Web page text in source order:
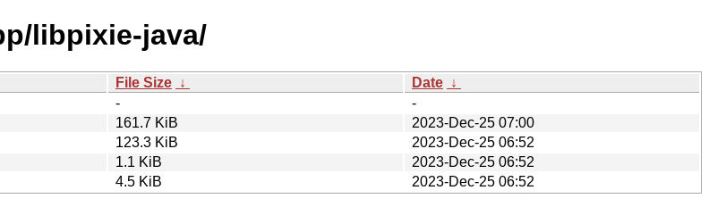
libpixie-java/
File Size ↓ Date ↓
-
-
161.7 KiB
2023-Dec-25 07:00
123.3 KiB
2023-Dec-25 06:52
1.1 KiB
2023-Dec-25 06:52
4.5 KiB 2023-Dec-25 06:52